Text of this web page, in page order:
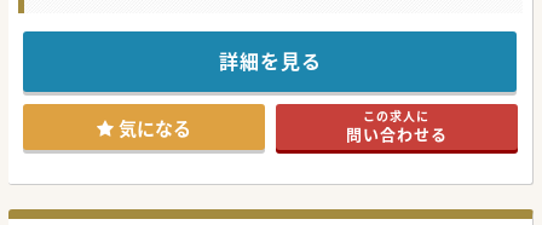
幅広い疾患・年代の患者様の対応が可能です
リワークプログラムを持ち働く世代の患者様の支援も行って
常勤の先生も複数名おり、1人で抱えることなく仕事量の調
整も可能です。
ぜひまずはお問い合わせください！
詳細を見る
気になる この求人に
問い合わせる